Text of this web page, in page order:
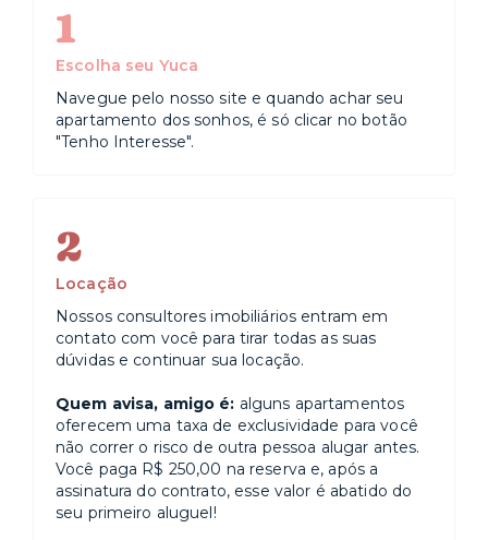
1
Escolha seu Yuca
Navegue pelo nosso site e quando achar seu
apartamento dos sonhos, é só clicar no botão
"Tenho Interesse".
2
Locação
Nossos consultores imobiliários entram em
contato com você para tirar todas as suas
dúvidas e continuar sua locação.
Quem avisa, amigo é: alguns apartamentos
oferecem uma taxa de exclusividade para você
não correr o risco de outra pessoa alugar antes.
Você paga R$ 250,00 na reserva e, após a
assinatura do contrato, esse valor é abatido do
seu primeiro aluguel!